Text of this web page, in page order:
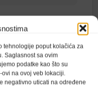
tehnologije poput kolačića za
Saglasnost sa ovim
podatke kao što su
na ovoj veb lokaciji.
negativno uticati na određene